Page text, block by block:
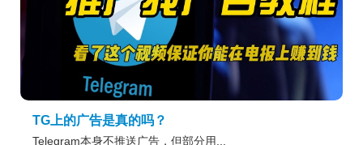
TG上的广告是真的吗？
Telegram本身不推送广告，但部分用...